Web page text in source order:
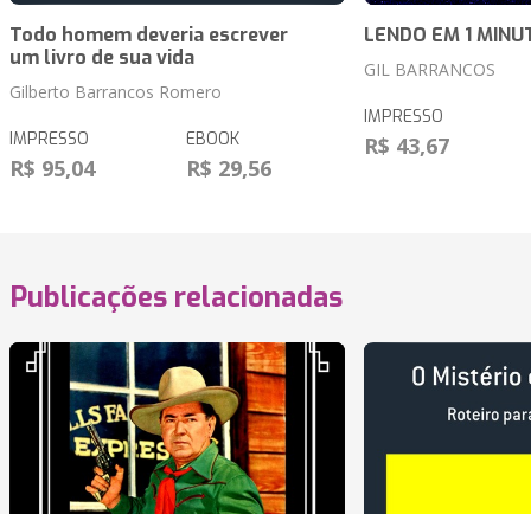
Todo homem deveria escrever
um livro de sua vida
Gilberto Barrancos Romero
IMPRESSO
R$ 95,04
EBOOK
R$ 29,56
LENDO EM 1
GIL BARRANCOS
IMPRESSO
R$ 43,67
Publicações relacionadas